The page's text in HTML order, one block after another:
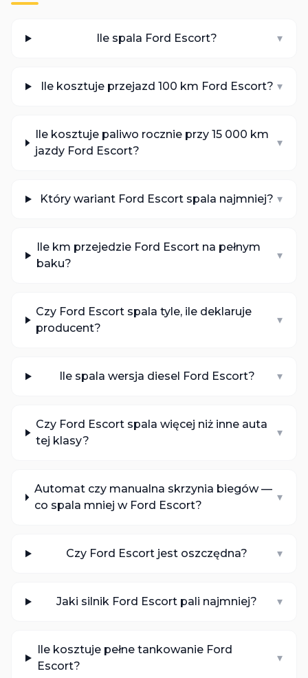
Ile spala Ford Escort? ▾
Ile kosztuje przejazd 100 km Ford Escort? ▾
Ile kosztuje paliwo rocznie przy 15 000 km
jazdy Ford Escort?
▾
Który wariant Ford Escort spala najmniej? ▾
Ile km przejedzie Ford Escort na pełnym
baku?
▾
Czy Ford Escort spala tyle, ile deklaruje
producent?
▾
Ile spala wersja diesel Ford Escort? ▾
Czy Ford Escort spala więcej niż inne auta
tej klasy?
▾
Automat czy manualna skrzynia biegów —
co spala mniej w Ford Escort?
▾
Czy Ford Escort jest oszczędna? ▾
Jaki silnik Ford Escort pali najmniej? ▾
Ile kosztuje pełne tankowanie Ford
Escort?
▾